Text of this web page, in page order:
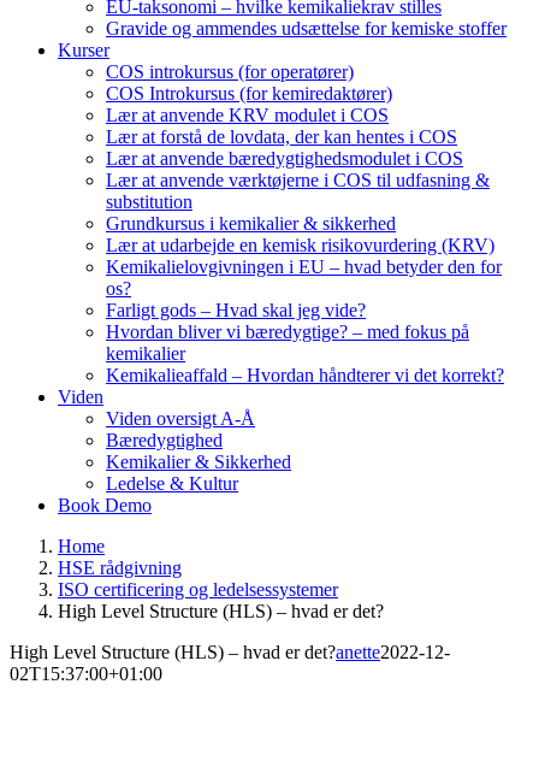
EU-taksonomi – hvilke kemikaliekrav stilles
Gravide og ammendes udsættelse for kemiske stoffer
Kurser
COS introkursus (for operatører)
COS Introkursus (for kemiredaktører)
Lær at anvende KRV modulet i COS
Lær at forstå de lovdata, der kan hentes i COS
Lær at anvende bæredygtighedsmodulet i COS
Lær at anvende værktøjerne i COS til udfasning &
substitution
Grundkursus i kemikalier & sikkerhed
Lær at udarbejde en kemisk risikovurdering (KRV)
Kemikalielovgivningen i EU – hvad betyder den for
os?
Farligt gods – Hvad skal jeg vide?
Hvordan bliver vi bæredygtige? – med fokus på
kemikalier
Kemikalieaffald – Hvordan håndterer vi det korrekt?
Viden
Viden oversigt A-Å
Bæredygtighed
Kemikalier & Sikkerhed
Ledelse & Kultur
Book Demo
Home
HSE rådgivning
ISO certificering og ledelsessystemer
High Level Structure (HLS) – hvad er det?
High Level Structure (HLS) – hvad er det?anette2022-12-
02T15:37:00+01:00